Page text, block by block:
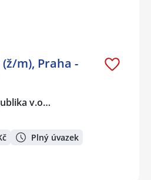
m), Praha -
v.o…
Plný úvazek